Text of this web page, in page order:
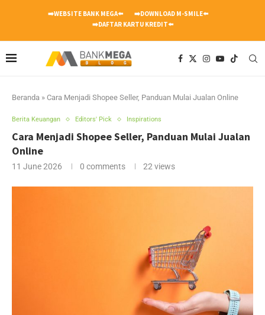
➡️WEBSITE BANK MEGA⬅️
➡️DOWNLOAD M-SMILE⬅️
➡️DAFTAR KARTU KREDIT⬅️
Beranda » Cara Menjadi Shopee Seller, Panduan Mulai Jualan Online
Berita Keuangan Editors' Pick Inspirations
Cara Menjadi Shopee Seller, Panduan Mulai Jualan
Online
11 June 2026 0 comments 22 views